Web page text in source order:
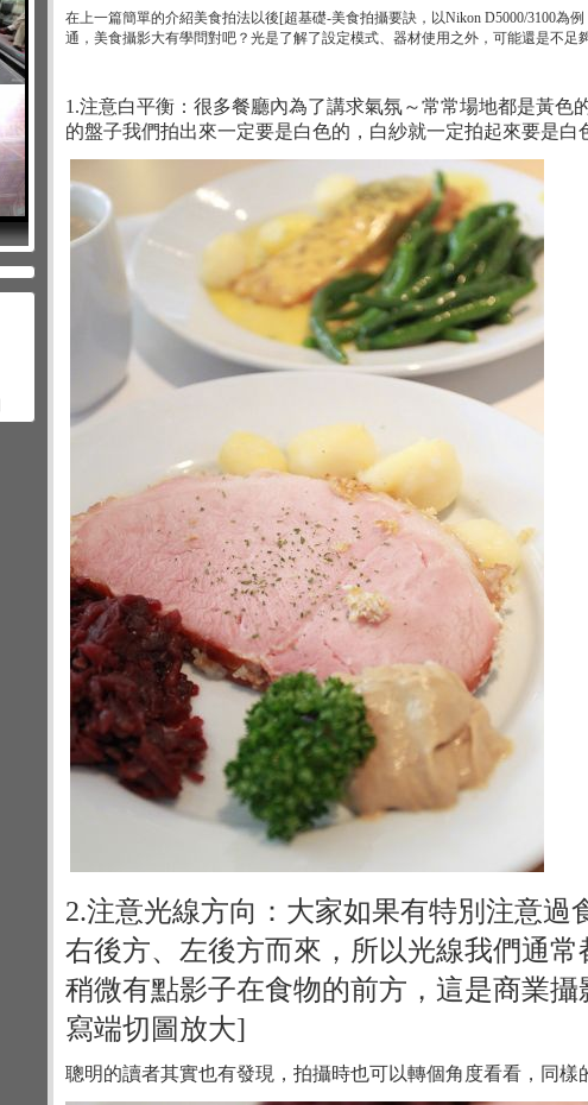
在上一篇簡單的介紹美食拍法以後[超基礎-美食拍攝要訣，以Nikon D5000/3100為例
通，美食攝影大有學問對吧？光是了解了設定模式、器材使用之外，可能還是不足
1.注意白平衡：很多餐廳內為了講求氣氛～常常場地都是黃色
的盤子我們拍出來一定要是白色的，白紗就一定拍起來要是白
2.注意光線方向：大家如果有特別注意過
右後方、左後方而來，所以光線我們通常
稍微有點影子在食物的前方，這是商業攝
寫端切圖放大]
聰明的讀者其實也有發現，拍攝時也可以轉個角度看看，同樣